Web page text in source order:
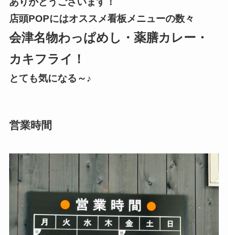
店頭POPにはオススメ看板メニューの数々
会津名物わっぱめし・薬膳カレー・
カキフライ！
とても気になる～♪
営業時間